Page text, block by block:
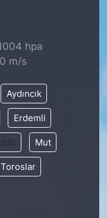
hpa
m/s
Aydıncık
Erdemli
Mut
Toroslar